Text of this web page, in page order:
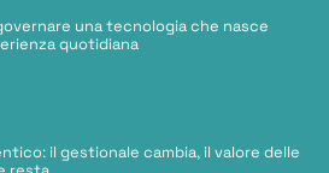
una tecnologia che nasce
quotidiana
il gestionale cambia, il valore delle